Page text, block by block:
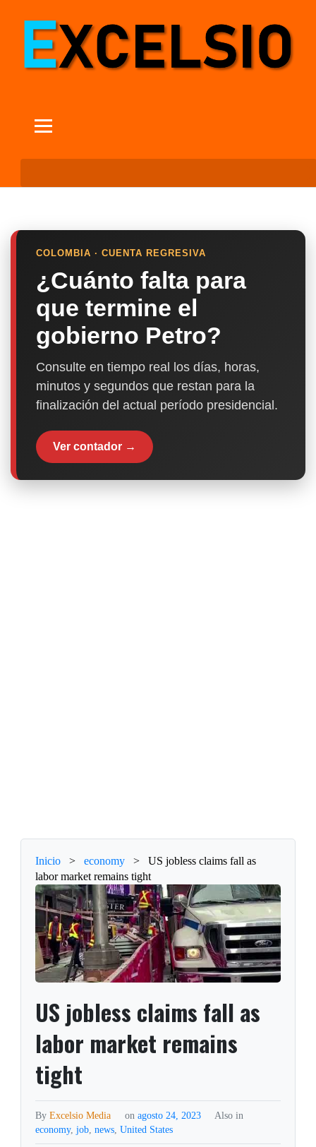
COLOMBIA · CUENTA REGRESIVA
¿Cuánto falta para
que termine el
gobierno Petro?
Consulte en tiempo real los días, horas,
minutos y segundos que restan para la
finalización del actual período presidencial.
Ver contador →
Inicio > economy >
US jobless claims fall as
labor market remains tight
US jobless claims fall as
labor market remains
tight
ByExcelsio Media on agosto 24, 2023
Also in
economy,job,news,United States